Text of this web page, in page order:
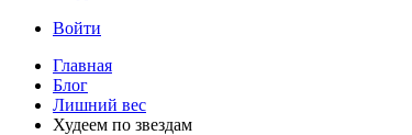
Войти
Главная
Блог
Лишний вес
Худеем по звездам